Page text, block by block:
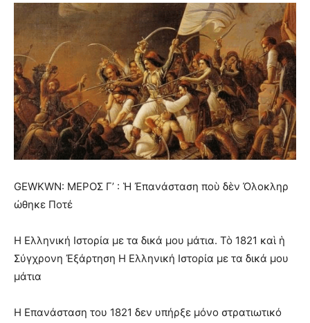
GEWKWN: ΜΕΡΟΣ Γ’ : Ἡ Ἐπανάσταση ποὺ δὲν Ὀλοκληρ
ώθηκε Ποτέ
Η Ελληνική Ιστορία με τα δικά μου μάτια. Τὸ 1821 καὶ ἡ
Σύγχρονη Ἐξάρτηση Η Ελληνική Ιστορία με τα δικά μου
μάτια
Η Επανάσταση του 1821 δεν υπήρξε μόνο στρατιωτικό